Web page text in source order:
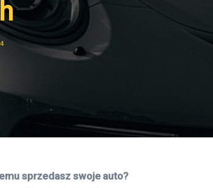
sprzedasz swoje auto?